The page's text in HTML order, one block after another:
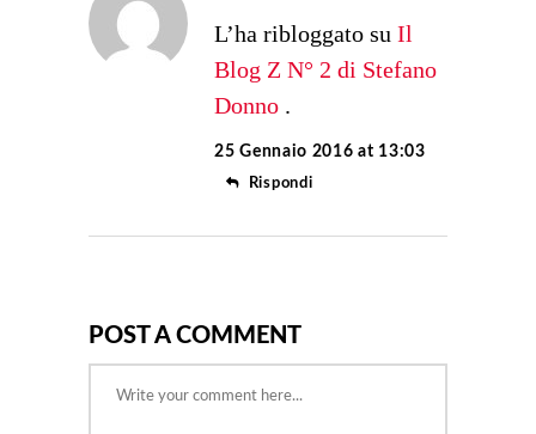
L’ha ribloggato su Il
Blog Z N° 2 di Stefano
Donno .
25 Gennaio 2016 at 13:03
Rispondi
POST A COMMENT